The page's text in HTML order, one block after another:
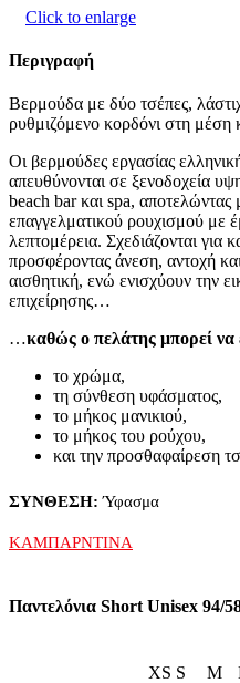
Click to enlarge
Περιγραφή
Βερμούδα με δύο τσέπες,
ρυθμιζόμενο κορδόνι στη μέση
Oι βερμούδες εργασίας
απευθύνονται σε ξενοδοχεία
beach bar και spa,
επαγγελματικού ρουχισμού με
λεπτομέρεια. Σχεδιάζονται για
προσφέροντας άνεση, αντοχή
αισθητική, ενώ ενισχύουν την
επιχείρησης…
…καθώς ο πελάτης μπορεί να
το χρώμα,
τη σύνθεση υφάσματος,
το μήκος μανικιού,
το μήκος του ρούχου,
και την προσθαφαίρεση
ΣΥΝΘΕΣΗ: Ύφασμα
ΚΑΜΠΑΡΝΤΙΝΑ
Παντελόνια Short Unisex 94/
XS S M